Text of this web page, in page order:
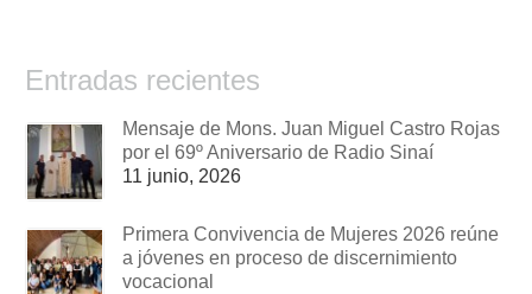
Entradas recientes
Mensaje de Mons. Juan Miguel Castro Rojas
por el 69º Aniversario de Radio Sinaí
11 junio, 2026
Primera Convivencia de Mujeres 2026 reúne
a jóvenes en proceso de discernimiento
vocacional